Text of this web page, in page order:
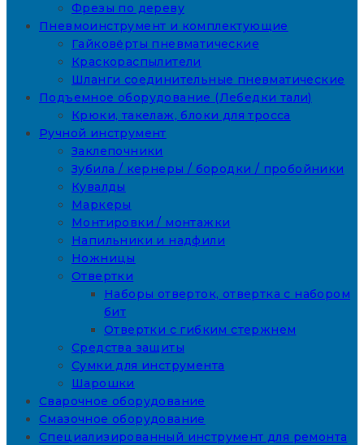
Фрезы по дереву
Пневмоинструмент и комплектующие
Гайковёрты пневматические
Краскораспылители
Шланги соединительные пневматические
Подъемное оборудование (Лебедки тали)
Крюки, такелаж, блоки для тросса
Ручной инструмент
Заклепочники
Зубила / кернеры / бородки / пробойники
Кувалды
Маркеры
Монтировки / монтажки
Напильники и надфили
Ножницы
Отвертки
Наборы отверток, отвертка с набором
бит
Отвертки с гибким стержнем
Средства защиты
Сумки для инструмента
Шарошки
Сварочное оборудование
Смазочное оборудование
Специализированный инструмент для ремонта